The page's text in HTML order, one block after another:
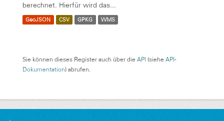
berechnet. Hierfür wird das...
GeoJSON CSV GPKG WMS
Sie können dieses Register auch über die API (siehe API-
Dokumentation) abrufen.